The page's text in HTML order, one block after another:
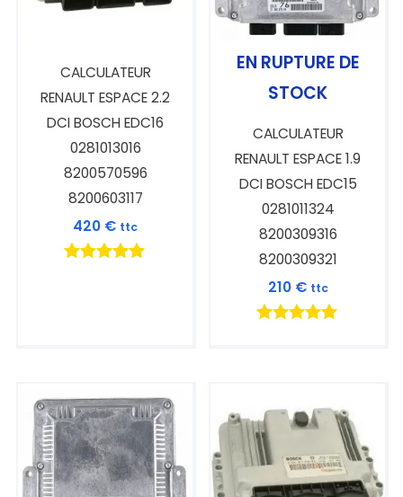
CALCULATEUR
RENAULT ESPACE 2.2
DCI BOSCH EDC16
0281013016
8200570596
8200603117
420 € ttc
EN RUPTURE DE
STOCK
CALCULATEUR
RENAULT ESPACE 1.9
DCI BOSCH EDC15
0281011324
8200309316
8200309321
210 € ttc